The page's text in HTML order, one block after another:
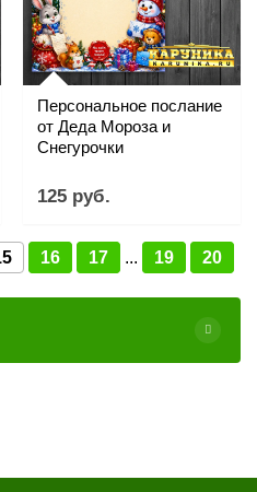
Персональное послание
от Деда Мороза и
Снегурочки
125 руб.
16 17 ... 19 20